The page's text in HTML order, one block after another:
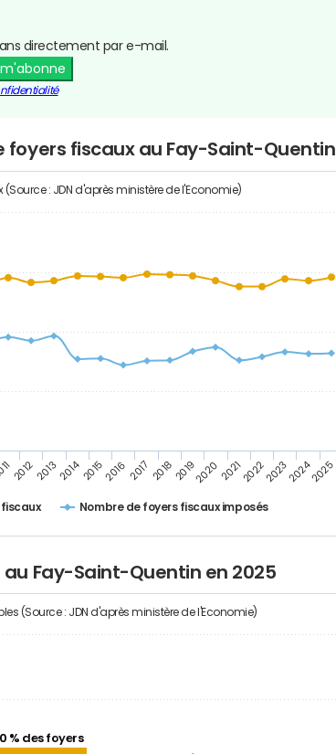
directement par e-mail.
foyers fiscaux au Fay-Saint-Quentin
: JDN d'après ministère de l'Economie)
fiscaux Nombre de foyers fiscaux imposés
20122013201420152016 2017 20182019202020212022202320242025
Fay-Saint-Quentin en 2025
(Source : JDN d'après ministère de l'Economie)
% des foyers